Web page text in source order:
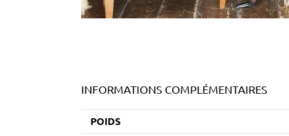
INFORMATIONS COMPLÉMENTAIRES
POIDS